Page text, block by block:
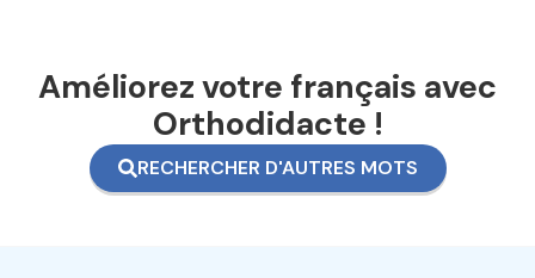
Améliorez votre français avec
Orthodidacte !
RECHERCHER D'AUTRES MOTS